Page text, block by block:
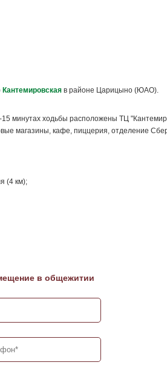
Кантемировская в районе Царицыно (ЮАО).
минутах ходьбы расположены ТЦ
магазины, кафе, пиццерия, отделение
(4 км);
в общежитии